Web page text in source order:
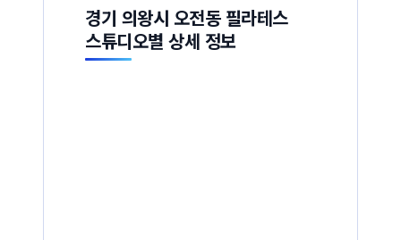
경기 의왕시 오전동 필라테스
스튜디오별 상세 정보